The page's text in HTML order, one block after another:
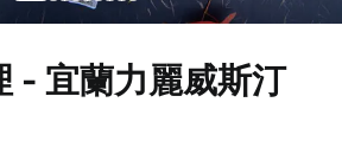
- 宜蘭力麗威斯汀